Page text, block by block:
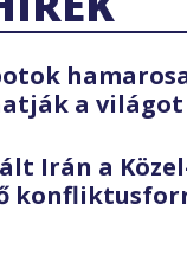
a világot
Irán a